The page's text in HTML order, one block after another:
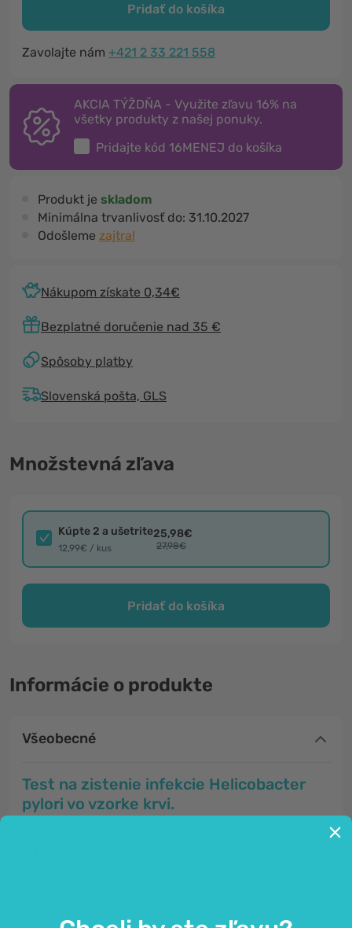
Pridať do košíka
Zavolajte nám +421 2 33 221 558
AKCIA TÝŽDŇA - Využite zľavu 16% na
všetky produkty z našej ponuky.
Pridajte kód 16MENEJ do košíka
Produkt je skladom
Minimálna trvanlivosť do: 31.10.2027
Odošleme zajtra!
Nákupom získate 0,34€
Bezplatné doručenie nad 35 €
Spôsoby platby
Slovenská pošta, GLS
Množstevná zľava
Kúpte 2 a ušetrite
12,99€ / kus
25,98€
27,98€
Pridať do košíka
Informácie o produkte
Všeobecné
Test na zistenie infekcie Helicobacter
pylori vo vzorke krvi.